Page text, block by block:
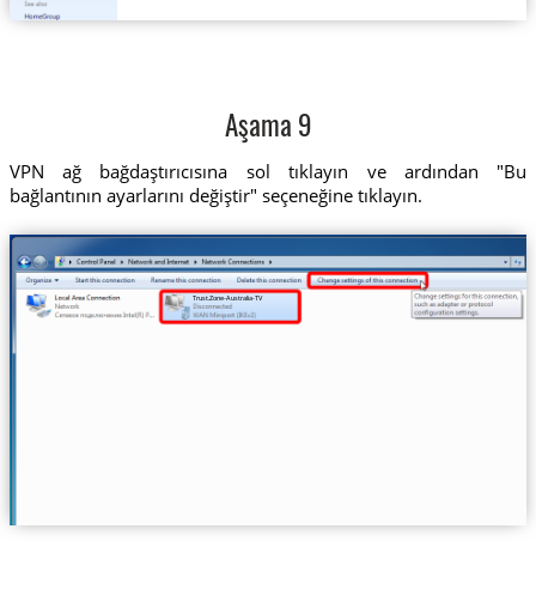
Aşama 9
VPN ağ bağdaştırıcısına sol tıklayın ve ardından "Bu
bağlantının ayarlarını değiştir" seçeneğine tıklayın.
Trust.Zone-Australia-TV